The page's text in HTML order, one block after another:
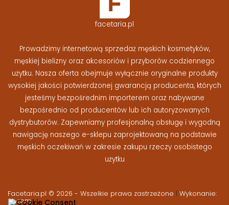
facetaria.pl
Prowadzimy internetową sprzedaż męskich kosmetyków,
męskiej bielizny oraz akcesoriów i przyborów codziennego
użytku. Nasza oferta obejmuje wyłącznie oryginalne produkty
wysokiej jakości potwierdzonej gwarancją producenta, których
jesteśmy bezpośrednim importerem oraz nabywane
bezpośrednio od producentów lub ich autoryzowanych
dystrybutorów. Zapewniamy profesjonalną obsługę i wygodną
nawigację naszego e-sklepu zaprojektowaną na podstawie
męskich oczekiwań w zakresie zakupu rzeczy osobistego
użytku
Facetaria.pl © 2026 - Wszelkie prawa zastrzeżone | Wykonanie:
At-rem